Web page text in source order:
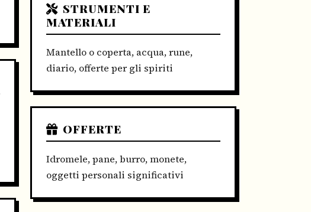
STRUMENTI E
MATERIALI
Mantello o coperta, acqua, rune,
diario, offerte per gli spiriti
OFFERTE
Idromele, pane, burro, monete,
oggetti personali significativi